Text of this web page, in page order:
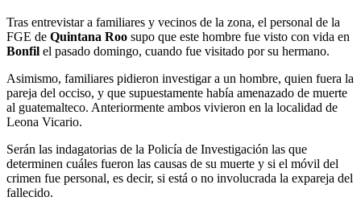
Tras entrevistar a familiares y vecinos de la zona, el personal de la
FGE de Quintana Roo supo que este hombre fue visto con vida en
Bonfil el pasado domingo, cuando fue visitado por su hermano.
Asimismo, familiares pidieron investigar a un hombre, quien fuera la
pareja del occiso, y que supuestamente había amenazado de muerte
al guatemalteco. Anteriormente ambos vivieron en la localidad de
Leona Vicario.
Serán las indagatorias de la Policía de Investigación las que
determinen cuáles fueron las causas de su muerte y si el móvil del
crimen fue personal, es decir, si está o no involucrada la expareja del
fallecido.